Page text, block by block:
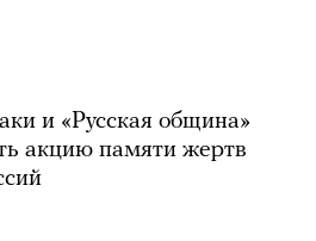
и «Русская община»
акцию памяти жертв